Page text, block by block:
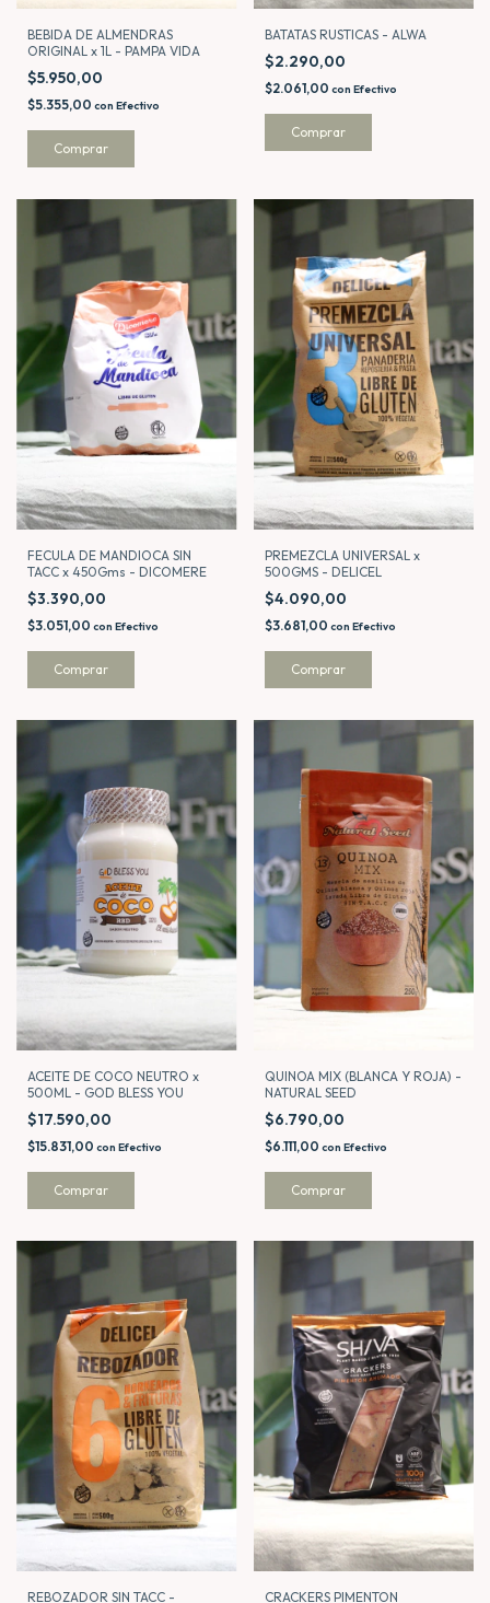
BEBIDA DE ALMENDRAS
ORIGINAL x 1L - PAMPA VIDA
$5.950,00
$5.355,00 con Efectivo
BATATAS RUSTICAS - ALWA
$2.290,00
$2.061,00 con Efectivo
FECULA DE MANDIOCA SIN
TACC x 450Gms - DICOMERE
$3.390,00
$3.051,00 con Efectivo
PREMEZCLA UNIVERSAL x
500GMS - DELICEL
$4.090,00
$3.681,00 con Efectivo
ACEITE DE COCO NEUTRO x
500ML - GOD BLESS YOU
$17.590,00
$15.831,00 con Efectivo
QUINOA MIX (BLANCA Y ROJA) -
NATURAL SEED
$6.790,00
$6.111,00 con Efectivo
REBOZADOR SIN TACC - CRACKERS PIMENTON